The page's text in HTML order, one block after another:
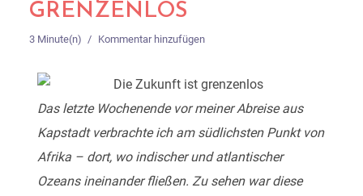
GRENZENLOS
3 Minute(n) Kommentar hinzufügen
Das letzte Wochenende vor meiner Abreise aus
Kapstadt verbrachte ich am südlichsten Punkt von
Afrika – dort, wo indischer und atlantischer
Ozeans ineinander fließen. Zu sehen war diese